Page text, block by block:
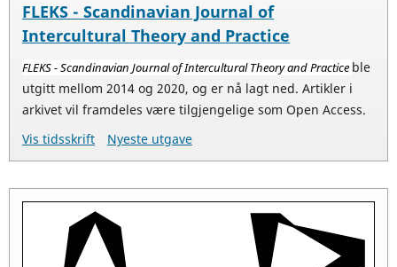
FLEKS - Scandinavian Journal of
Intercultural Theory and Practice
FLEKS - Scandinavian Journal of Intercultural Theory and Practice ble
utgitt mellom 2014 og 2020, og er nå lagt ned. Artikler i
arkivet vil framdeles være tilgjengelige som Open Access.
Vis tidsskrift
Nyeste utgave